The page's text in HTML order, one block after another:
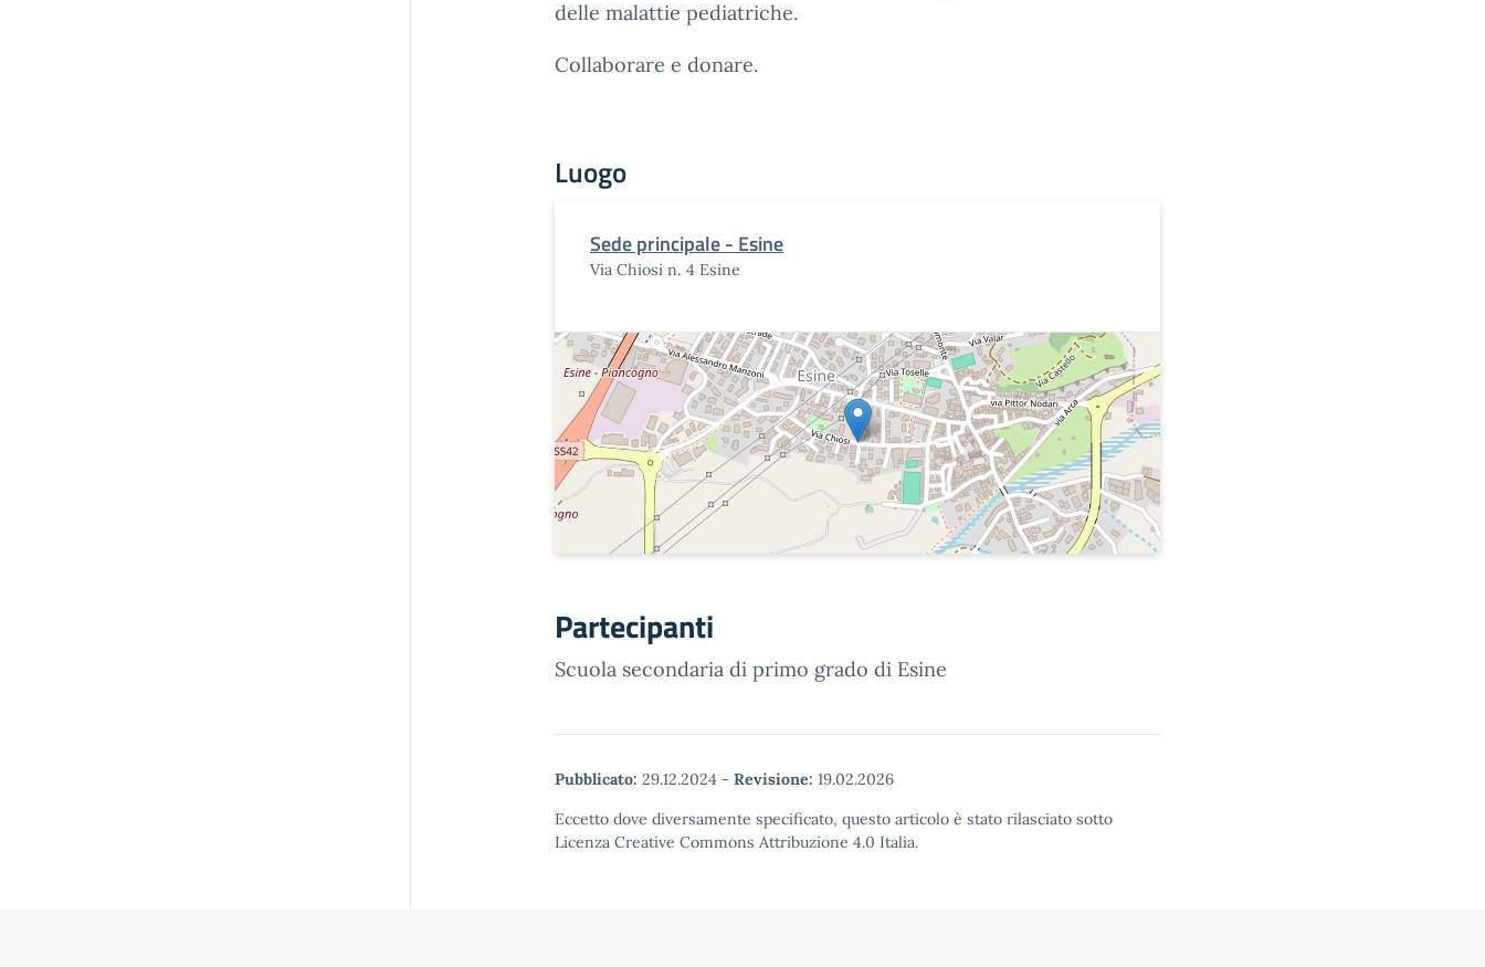
delle malattie pediatriche.
Collaborare e donare.
Luogo
Sede principale - Esine
Via Chiosi n. 4 Esine
Partecipanti
Scuola secondaria di primo grado di Esine
Pubblicato: 29.12.2024 - Revisione: 19.02.2026
Eccetto dove diversamente specificato, questo articolo è stato rilasciato sotto
Licenza Creative Commons Attribuzione 4.0 Italia.